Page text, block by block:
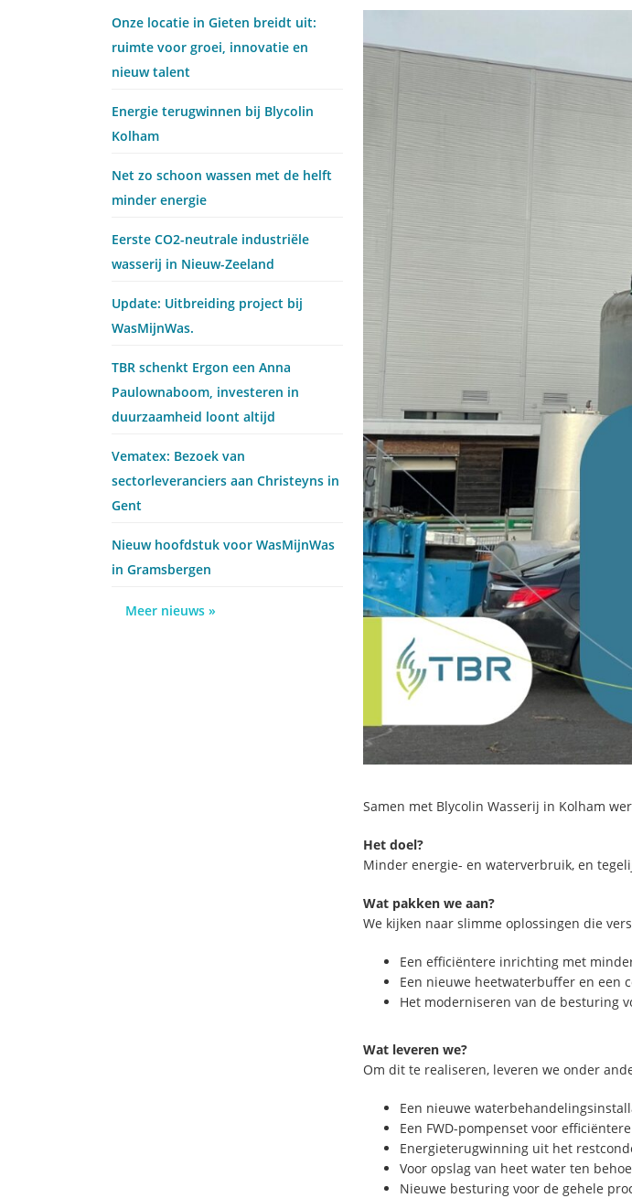
Samen met Blycolin Wasserij in Kolham
Het doel?
Minder energie- en waterverbruik, en
Wat pakken we aan?
We kijken naar slimme oplossingen die
Een efficiëntere inrichting met
Een nieuwe heetwaterbuffer en een
Het moderniseren van de besturing
Wat leveren we?
Om dit te realiseren, leveren we onder
Een nieuwe
Een FWD-pompenset voor
Energieterugwinning uit het
Voor opslag van heet water ten
Nieuwe besturing voor de gehele
Onze locatie in Gieten breidt uit:
ruimte voor groei, innovatie en
nieuw talent
Energie terugwinnen bij Blycolin
Kolham
Net zo schoon wassen met de helft
minder energie
Eerste CO2-neutrale industriële
wasserij in Nieuw-Zeeland
Update: Uitbreiding project bij
WasMijnWas.
TBR schenkt Ergon een Anna
Paulownaboom, investeren in
duurzaamheid loont altijd
Vematex: Bezoek van
sectorleveranciers aan Christeyns in
Gent
Nieuw hoofdstuk voor WasMijnWas
in Gramsbergen
Meer nieuws »